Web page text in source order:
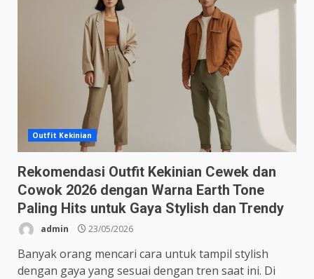
Outfit Kekinian
Rekomendasi Outfit Kekinian Cewek dan
Cowok 2026 dengan Warna Earth Tone
Paling Hits untuk Gaya Stylish dan Trendy
admin 23/05/2026
Banyak orang mencari cara untuk tampil stylish
dengan gaya yang sesuai dengan tren saat ini. Di